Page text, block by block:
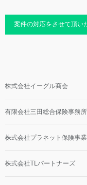
案件の対応をさせて頂い
株式会社イーグル商会
有限会社三田総合保険事務所
株式会社プラネット保険事
株式会社TLパートナーズ